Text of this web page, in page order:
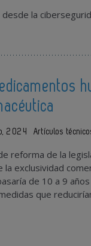
la
2024 Artículos
reforma de la
la exclusividad
de 10 a 9
que